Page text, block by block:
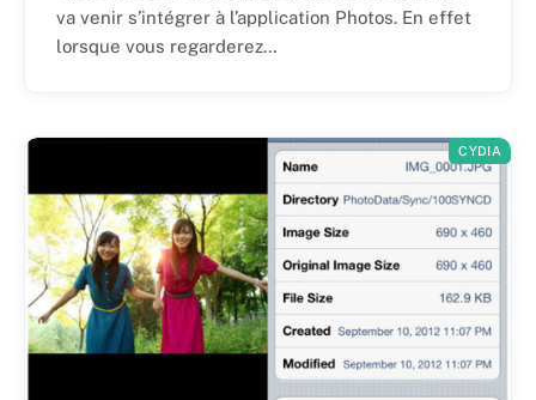
va venir s’intégrer à l’application Photos. En effet
lorsque vous regarderez…
CYDIA